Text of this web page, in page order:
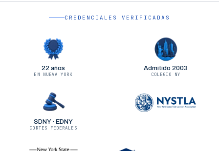
CREDENCIALES VERIFICADAS
22 años
EN NUEVA YORK
Admitido 2003
COLEGIO NY
SDNY · EDNY
CORTES FEDERALES